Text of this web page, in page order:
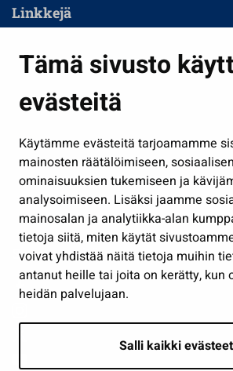
Tämä sivusto
evästeitä
Käytämme evästeitä tarjoamamme
mainosten räätälöimiseen,
ominaisuuksien tukemiseen ja
analysoimiseen. Lisäksi jaamme
mainosalan ja analytiikka-alan
tietoja siitä, miten käytät
voivat yhdistää näitä tietoja muihin
antanut heille tai joita on kerätty, kun
heidän palvelujaan.
Salli kaikki evästeet
Linkkejä
Kasvatus ja opetus
Kulttuuri ja liikunta
Työ ja yrittäminen
Osallistu ja asioi
Näytä omat evästeasetukseni
Seuraa meitä